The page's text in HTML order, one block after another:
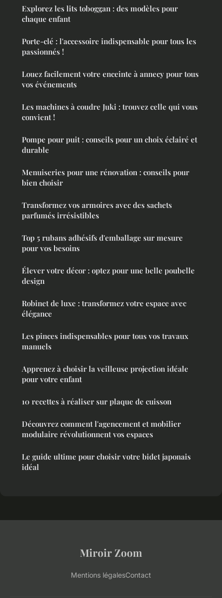
Explorez les lits toboggan : des modèles pour
chaque enfant
Porte-clé : l'accessoire indispensable pour tous les
passionnés !
Louez facilement votre enceinte à annecy pour tous
vos événements
Les machines à coudre Juki : trouvez celle qui vous
convient !
Pompe pour puit : conseils pour un choix éclairé et
durable
Menuiseries pour une rénovation : conseils pour
bien choisir
Transformez vos armoires avec des sachets
parfumés irrésistibles
Top 5 rubans adhésifs d'emballage sur mesure
pour vos besoins
Élever votre décor : optez pour une belle poubelle
design
Robinet de luxe : transformez votre espace avec
élégance
Les pinces indispensables pour tous vos travaux
manuels
Apprenez à choisir la veilleuse projection idéale
pour votre enfant
10 recettes à réaliser sur plaque de cuisson
Découvrez comment l'agencement et mobilier
modulaire révolutionnent vos espaces
Le guide ultime pour choisir votre bidet japonais
idéal
Miroir Zoom
Mentions légalesContact